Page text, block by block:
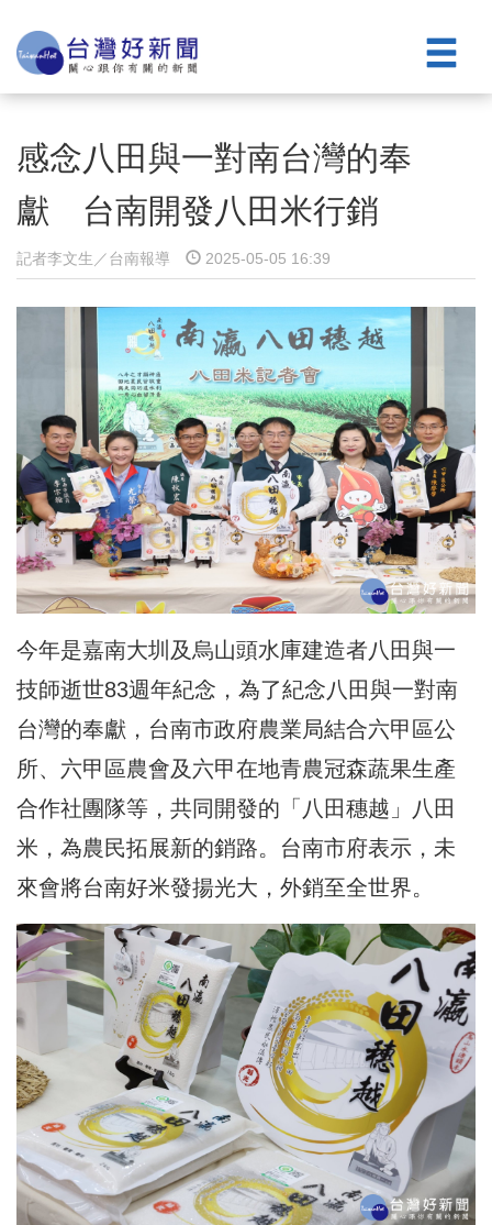
感念八田與一對南台灣的奉
獻 台南開發八田米行銷
記者李文生／台南報導 2025-05-05 16:39
今年是嘉南大圳及烏山頭水庫建造者八田與一
技師逝世83週年紀念，為了紀念八田與一對南
台灣的奉獻，台南市政府農業局結合六甲區公
所、六甲區農會及六甲在地青農冠森蔬果生產
合作社團隊等，共同開發的「八田穗越」八田
米，為農民拓展新的銷路。台南市府表示，未
來會將台南好米發揚光大，外銷至全世界。